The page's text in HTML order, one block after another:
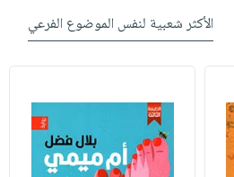
الأكثر شعبية لنفس الموضوع الفرعي